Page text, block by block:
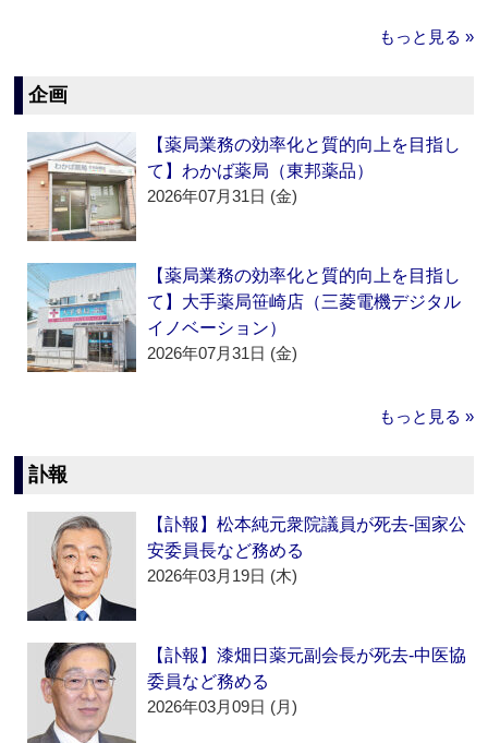
もっと見る »
企画
【薬局業務の効率化と質的向上を目指し
て】わかば薬局（東邦薬品）
2026年07月31日 (金)
【薬局業務の効率化と質的向上を目指し
て】大手薬局笹崎店（三菱電機デジタル
イノベーション）
2026年07月31日 (金)
もっと見る »
訃報
【訃報】松本純元衆院議員が死去‐国家公
安委員長など務める
2026年03月19日 (木)
【訃報】漆畑日薬元副会長が死去‐中医協
委員など務める
2026年03月09日 (月)